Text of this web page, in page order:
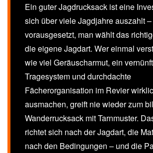
Ein guter Jagdrucksack ist eine
sich über viele Jagdjahre auszahlt –
vorausgesetzt, man wählt das
die eigene Jagdart. Wer einmal
wie viel Geräuscharmut, ein
Tragesystem und durchdachte
Fächerorganisation im Revier
ausmachen, greift nie wieder zum
Wanderrucksack mit Tarnmuster.
richtet sich nach der Jagdart, die
nach den Bedingungen – und die